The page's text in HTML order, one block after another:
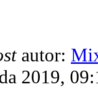
autor:
2019,